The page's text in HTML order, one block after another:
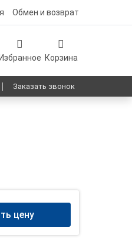
Обмен и возврат
Избранное Корзина
Заказать звонок
цену